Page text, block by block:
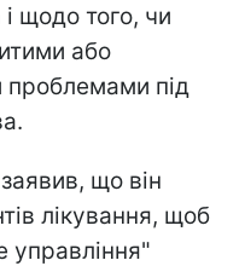
щодо того, чи
або
під
що він
лікування, щоб
управління"